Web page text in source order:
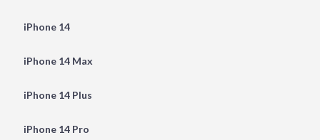
iPhone 14
iPhone 14 Max
iPhone 14 Plus
iPhone 14 Pro